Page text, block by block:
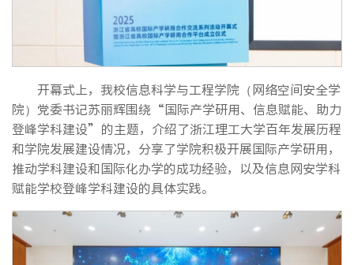
开幕式上，我校信息科学与工程学院（网络空间安全学
院）党委书记苏丽辉围绕“国际产学研用、信息赋能、助力
登峰学科建设”的主题，介绍了浙江理工大学百年发展历程
和学院发展建设情况，分享了学院积极开展国际产学研用，
推动学科建设和国际化办学的成功经验，以及信息网安学科
赋能学校登峰学科建设的具体实践。